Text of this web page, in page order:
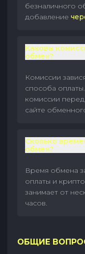
безналичного
добавление
Каковы
обмен?
Комиссии
способа
комиссии
сайте
Сколько
обмен?
Время обмена
оплаты и
занимает от
часов.
ОБЩИЕ